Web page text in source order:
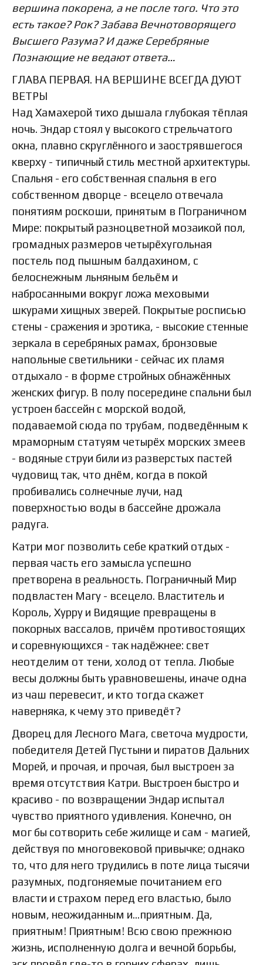
вершина покорена, а не после того. Что это
есть такое? Рок? Забава Вечнотоворящего
Высшего Разума? И даже Серебряные
Познающие не ведают ответа…
ГЛАВА ПЕРВАЯ. НА ВЕРШИНЕ ВСЕГДА ДУЮТ
ВЕТРЫ
Над Хамахерой тихо дышала глубокая тёплая
ночь. Эндар стоял у высокого стрельчатого
окна, плавно скруглённого и заострявшегося
кверху - типичный стиль местной архитектуры.
Спальня - его собственная спальня в его
собственном дворце - всецело отвечала
понятиям роскоши, принятым в Пограничном
Мире: покрытый разноцветной мозаикой пол,
громадных размеров четырёхугольная
постель под пышным балдахином, с
белоснежным льняным бельём и
набросанными вокруг ложа меховыми
шкурами хищных зверей. Покрытые росписью
стены - сражения и эротика, - высокие стенные
зеркала в серебряных рамах, бронзовые
напольные светильники - сейчас их пламя
отдыхало - в форме стройных обнажённых
женских фигур. В полу посередине спальни был
устроен бассейн с морской водой,
подаваемой сюда по трубам, подведённым к
мраморным статуям четырёх морских змеев
- водяные струи били из разверстых пастей
чудовищ так, что днём, когда в покой
пробивались солнечные лучи, над
поверхностью воды в бассейне дрожала
радуга.
Катри мог позволить себе краткий отдых -
первая часть его замысла успешно
претворена в реальность. Пограничный Мир
подвластен Магу - всецело. Властитель и
Король, Хурру и Видящие превращены в
покорных вассалов, причём противостоящих
и соревнующихся - так надёжнее: свет
неотделим от тени, холод от тепла. Любые
весы должны быть уравновешены, иначе одна
из чаш перевесит, и кто тогда скажет
наверняка, к чему это приведёт?
Дворец для Лесного Мага, светоча мудрости,
победителя Детей Пустыни и пиратов Дальних
Морей, и прочая, и прочая, был выстроен за
время отсутствия Катри. Выстроен быстро и
красиво - по возвращении Эндар испытал
чувство приятного удивления. Конечно, он
мог бы сотворить себе жилище и сам - магией,
действуя по многовековой привычке; однако
то, что для него трудились в поте лица тысячи
разумных, подгоняемые почитанием его
власти и страхом перед его властью, было
новым, неожиданным и…приятным. Да,
приятным! Приятным! Всю свою прежнюю
жизнь, исполненную долга и вечной борьбы,